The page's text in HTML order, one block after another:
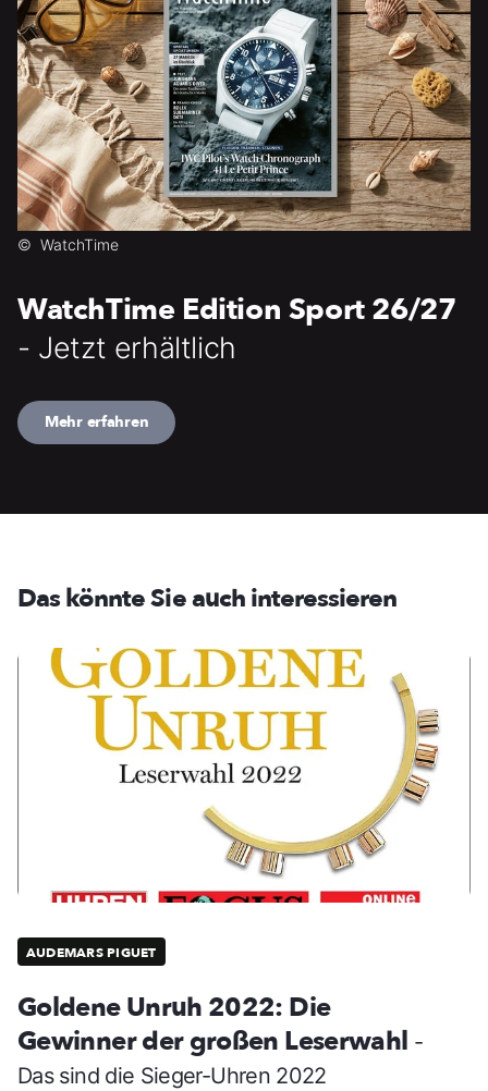
© WatchTime
WatchTime Edition Sport 26/27
- Jetzt erhältlich
Mehr erfahren
Das könnte Sie auch interessieren
AUDEMARS PIGUET
Goldene Unruh 2022: Die
Gewinner der großen Leserwahl -
Das sind die Sieger-Uhren 2022